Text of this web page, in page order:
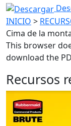
INICIO >
Cima de la
This browser
download the
Recursos